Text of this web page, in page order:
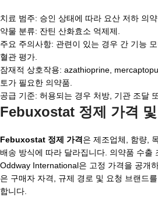
치료 범주: 승인 상태에 따라 요산 저하 의약
약물 분류: 잔틴 산화효소 억제제.
주요 주의사항: 관련이 있는 경우 간 기능
혈관 평가.
잠재적 상호작용: azathioprine,
토가 필요한 의약품.
공급 기준: 허용되는 경우 처방, 기관 조달
Febuxostat 정제 가격
Febuxostat 정제 가격은 제조업체, 함량,
배송 방식에 따라 달라집니다. 의약품 수출
Oddway International은 고정 가격을 공개
은 구매자 자격, 규제 경로 및 요청 브랜드
합니다.